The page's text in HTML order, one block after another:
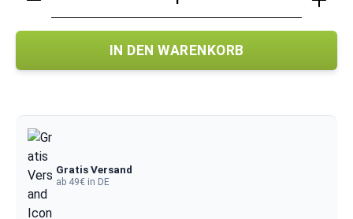
IN DEN WARENKORB
Gratis Versand
ab 49€ in DE